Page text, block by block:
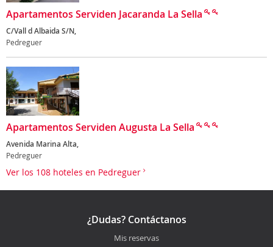
Apartamentos Serviden Jacaranda La Sella
C/Vall d Albaida S/N,
Pedreguer
Apartamentos Serviden Augusta La Sella
Avenida Marina Alta,
Pedreguer
Ver los 108 hoteles en Pedreguer
¿Dudas? Contáctanos
Mis reservas